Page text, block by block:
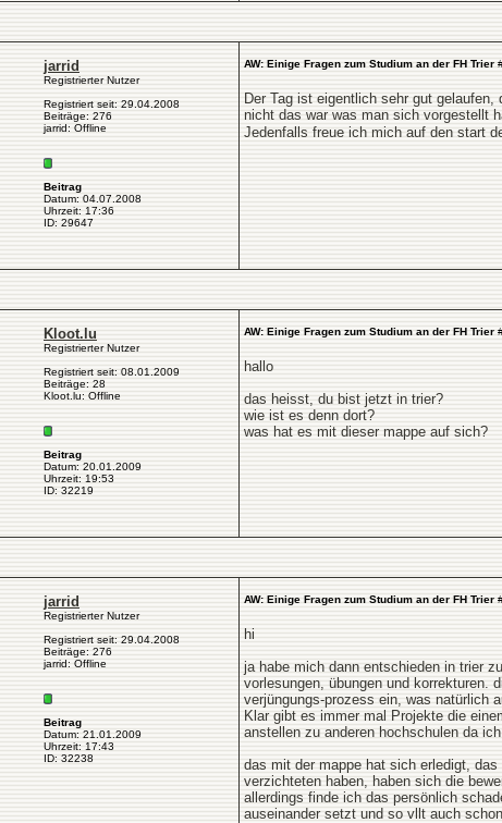
jarrid
Registrierter Nutzer
Registriert seit: 29.04.2008
Beiträge: 276
jarrid: Offline
Beitrag
Datum: 04.07.2008
Uhrzeit: 17:36
ID: 29647
AW: Einige Fragen zum Studium an der FH Trier
Der Tag ist eigentlich sehr gut
nicht das war was man sich vorgestellt
Jedenfalls freue ich mich auf den start
Kloot.lu
Registrierter Nutzer
Registriert seit: 08.01.2009
Beiträge: 28
Kloot.lu: Offline
Beitrag
Datum: 20.01.2009
Uhrzeit: 19:53
ID: 32219
AW: Einige Fragen zum Studium an der FH Trier
hallo
das heisst, du bist jetzt in trier?
wie ist es denn dort?
was hat es mit dieser mappe auf sich?
jarrid
Registrierter Nutzer
Registriert seit: 29.04.2008
Beiträge: 276
jarrid: Offline
Beitrag
Datum: 21.01.2009
Uhrzeit: 17:43
ID: 32238
AW: Einige Fragen zum Studium an der FH Trier
hi
ja habe mich dann entschieden in trier
vorlesungen, übungen und korrekturen.
verjüngungs-prozess ein, was natürlich
Klar gibt es immer mal Projekte die
anstellen zu anderen hochschulen da
das mit der mappe hat sich erledigt,
verzichteten haben, haben sich die
allerdings finde ich das persönlich
auseinander setzt und so vllt auch